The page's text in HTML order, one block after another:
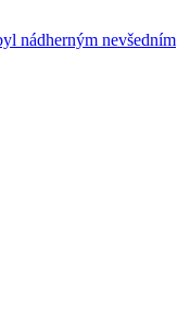
nádherným nevšedním